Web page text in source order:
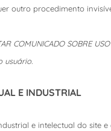
outro procedimento
COMUNICADO
usuário.
E INDUSTRIAL
e intelectual do site